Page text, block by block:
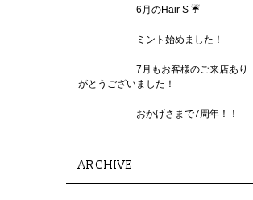
6月のHair S ☔️
ミント始めました！
7月もお客様のご来店あり
がとうございました！
おかげさまで7周年！！
ARCHIVE